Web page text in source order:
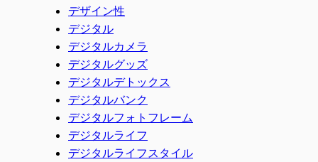
デザイン性
デジタル
デジタルカメラ
デジタルグッズ
デジタルデトックス
デジタルバンク
デジタルフォトフレーム
デジタルライフ
デジタルライフスタイル